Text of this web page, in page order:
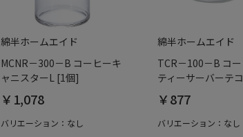
綿半ホームエイド
MCNR－300－B コーヒーキ
ャニスターL [1個]
￥1,078
バリエーション：なし
綿半ホームエイド
TCR－100－B コ
ティーサーバーテ
￥877
バリエーション：なし